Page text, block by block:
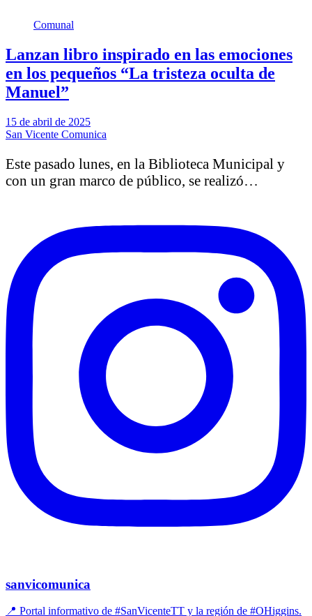
Comunal
Lanzan libro inspirado en las emociones
en los pequeños “La tristeza oculta de
Manuel”
15 de abril de 2025
San Vicente Comunica
Este pasado lunes, en la Biblioteca Municipal y
con un gran marco de público, se realizó…
sanvicomunica
📍 Portal informativo de #SanVicenteTT y la región de #OHiggins.